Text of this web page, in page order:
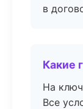
в
Какие
На
Все